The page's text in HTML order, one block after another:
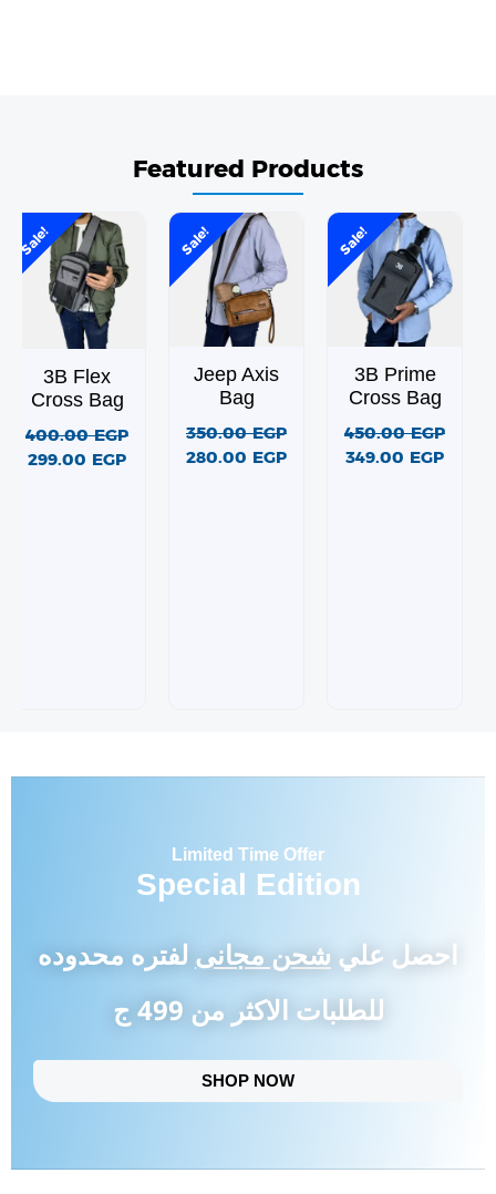
Featured Products
Sale!
3B Prime
Cross Bag
450.00EGP
السعر
الأصلي
هو:
450.00 EGP.
349.00 EGP
هو:
Sale!
Jeep Axis
Bag
350.00EGP
السعر
الأصلي
هو:
350.00 EGP.
280.00 EGP
السعر
هو:
280.00 EGP.
Sale!
3B Flex
Cross Bag
400.00EGP
السعر
الأصلي
هو:
400.00 EGP.
299.00 EGP
هو:
299.00 EGP.
Limited Time Offer
Special Edition
احصل علي شحن مجانى لفتره محدوده
للطلبات الاكثر من 499 ج
SHOP NOW